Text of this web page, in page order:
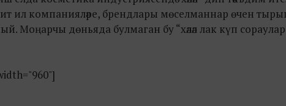
ил компанияләре, брендлары мөселманнар өчен
Моңарчы дөньяда булмаган бу “хәләл лак күп сораулар